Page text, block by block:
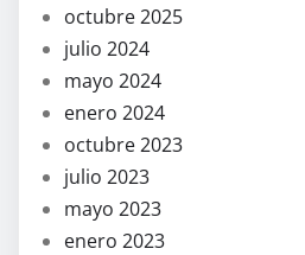
octubre 2025
julio 2024
mayo 2024
enero 2024
octubre 2023
julio 2023
mayo 2023
enero 2023